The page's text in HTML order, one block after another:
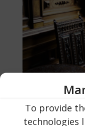
To provide
technologies